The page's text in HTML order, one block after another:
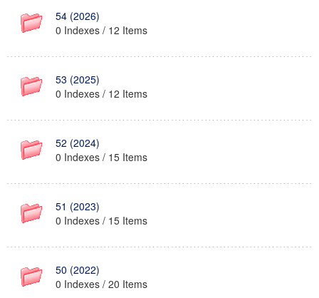
54 (2026)
0 Indexes / 12 Items
53 (2025)
0 Indexes / 12 Items
52 (2024)
0 Indexes / 15 Items
51 (2023)
0 Indexes / 15 Items
50 (2022)
0 Indexes / 20 Items